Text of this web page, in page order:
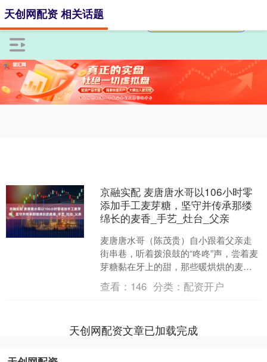
天创网配资 相关话题
京融实配 麦唐唐水哥以106小时零
添加手工麦芽糖，坚守并传承那缕
绵长的麦香_手艺_灶台_父亲
麦唐唐水哥（陈茂贵）自小跟着父亲走
街串巷，听着拨浪鼓的“咚咚”声，尝着麦
芽糖黏在牙上的甜，那些暖烘烘的麦香
成了童年最深的印记。2018年，看着福
州长乐东渡村的麦....
查看： 146 分类： 配资开户
天创网配资文章已加载完成